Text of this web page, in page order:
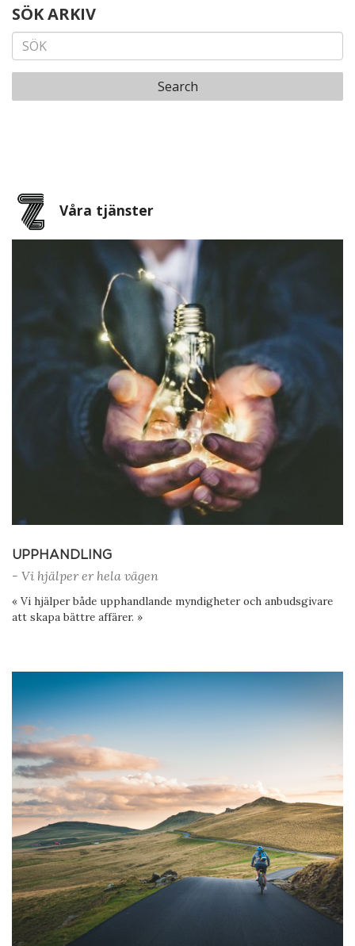
SÖK ARKIV
Search
Våra tjänster
UPPHANDLING
- Vi hjälper er hela vägen
« Vi hjälper både upphandlande myndigheter och anbudsgivare
att skapa bättre affärer. »